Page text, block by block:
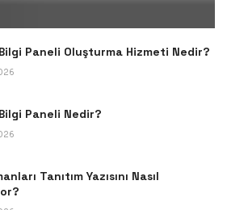
Paneli Oluşturma Hizmeti Nedir?
Paneli Nedir?
Tanıtım Yazısını Nasıl